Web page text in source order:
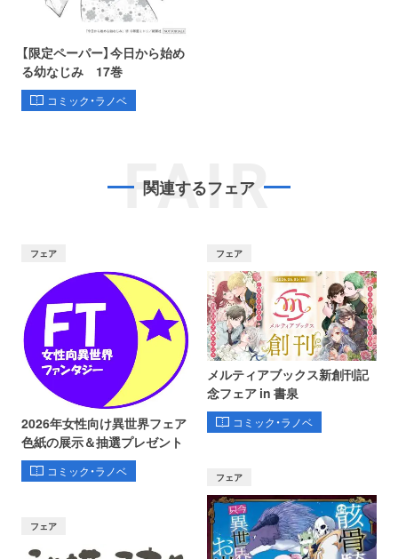
【限定ペーパー】今日から始め
る幼なじみ 17巻
コミック・ラノベ
FAIR
関連するフェア
フェア
2026年女性向け異世界フェア
色紙の展示＆抽選プレゼント
コミック・ラノベ
フェア
メルティアブックス新創刊記
念フェア in 書泉
コミック・ラノベ
フェア
フェア